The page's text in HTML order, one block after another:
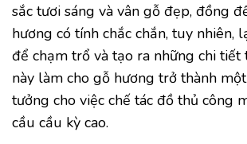
sắc tươi sáng và vân gỗ đẹp, đồng
hương có tính chắc chắn, tuy nhiên,
để chạm trổ và tạo ra những chi tiết
này làm cho gỗ hương trở thành
tưởng cho việc chế tác đồ thủ công
cầu cầu kỳ cao.